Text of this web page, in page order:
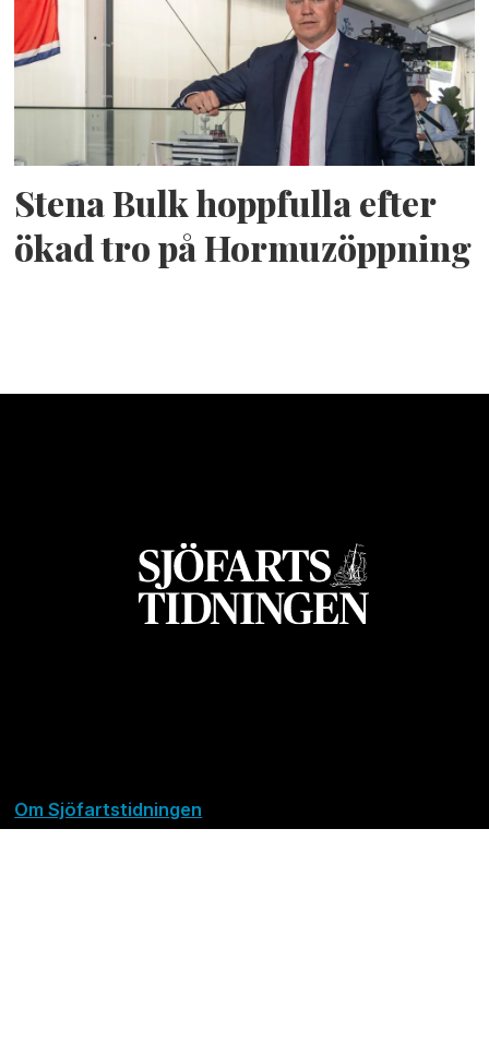
Stena Bulk hoppfulla efter
ökad tro på Hormuzöppning
Om Sjöfartstidningen